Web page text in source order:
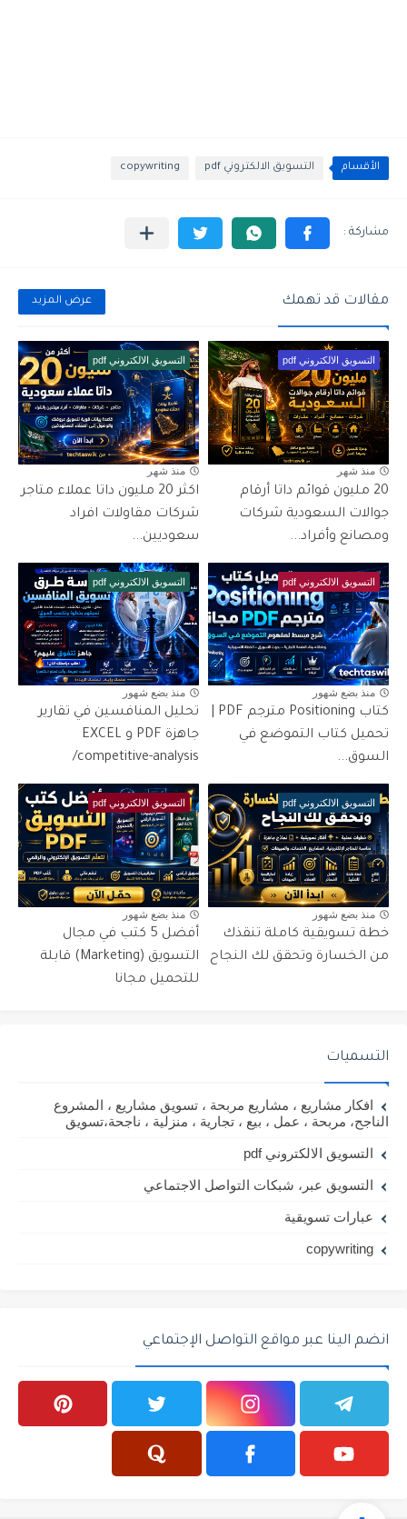
الأقسام التسويق الالكتروني pdf copywriting
مقالات قد تهمك عرض المزيد
التسويق الالكتروني pdf
منذ شهر
20 مليون قوائم داتا أرقام
جوالات السعودية شركات
ومصانع وأفراد...
التسويق الالكتروني pdf
منذ شهر
اكثر 20 مليون داتا عملاء متاجر
شركات مقاولات افراد
سعوديين...
التسويق الالكتروني pdf
منذ بضع شهور
تحميل كتاب التموضع في
السوق...
التسويق الالكتروني pdf
منذ بضع شهور
تحليل المنافسين في تقارير
جاهزة PDF و EXCEL
/competitive-analysis
التسويق الالكتروني pdf
منذ بضع شهور
خطة تسويقية كاملة تنقذك
من الخسارة وتحقق لك النجاح
التسويق الالكتروني pdf
منذ بضع شهور
أفضل 5 كتب في مجال
التسويق (Marketing) قابلة
للتحميل مجانا
التسميات
افكار مشاريع ، مشاريع مربحة ، تسويق مشاريع ، المشروع
الناجح، مربحة ، عمل ، بيع ، تجارية ، منزلية ، ناجحة،تسويق
التسويق الالكتروني pdf
التسويق عبر، شبكات التواصل الاجتماعي
عبارات تسويقية
copywriting
انضم الينا عبر مواقع التواصل الإجتماعي